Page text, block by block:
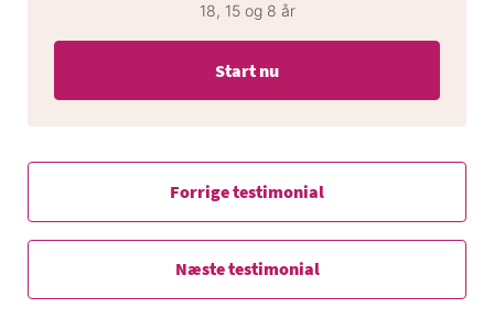
18, 15 og 8 år
Start nu
Forrige testimonial
Næste testimonial